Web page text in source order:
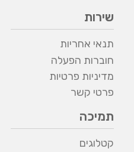
שירות
תנאי אחריות
חוברות הפעלה
מדיניות פרטיות
פרטי קשר
תמיכה
קטלוגים